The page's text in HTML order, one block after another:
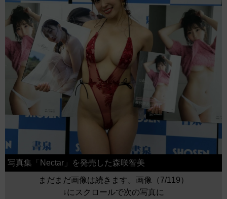
写真集「Nectar」を発売した森咲智美
まだまだ画像は続きます。画像（7/119）
↓にスクロールで次の写真に